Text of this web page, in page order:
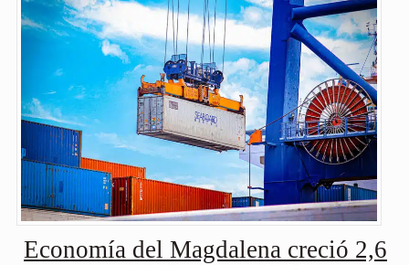
Economía del Magdalena creció 2,6